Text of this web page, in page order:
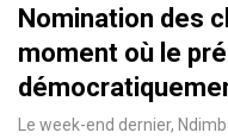
Nomination des
moment où le
Le week-end dernier,